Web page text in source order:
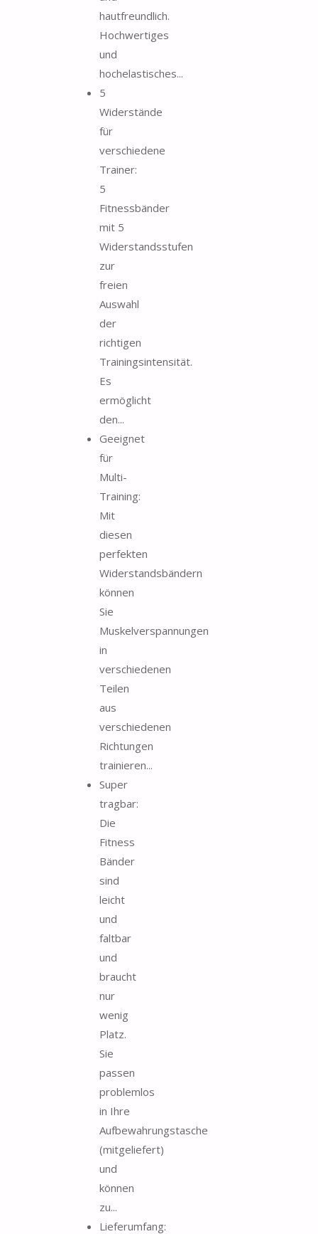
hautfreundlich.
Hochwertiges
und
hochelastisches...
5
Widerstände
für
verschiedene
Trainer:
5
Fitnessbänder
mit 5
Widerstandsstufen
zur
freien
Auswahl
der
richtigen
Trainingsintensität.
Es
ermöglicht
den...
Geeignet
für
Multi-
Training:
Mit
diesen
perfekten
Widerstandsbändern
können
Sie
Muskelverspannungen
in
verschiedenen
Teilen
aus
verschiedenen
Richtungen
trainieren...
Super
tragbar:
Die
Fitness
Bänder
sind
leicht
und
faltbar
und
braucht
nur
wenig
Platz.
Sie
passen
problemlos
in Ihre
Aufbewahrungstasche
(mitgeliefert)
und
können
zu...
Lieferumfang: